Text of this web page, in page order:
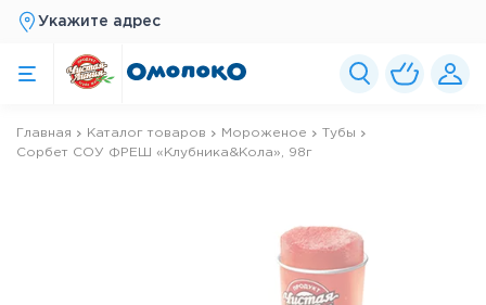
Укажите адрес
Главная Каталог товаров Мороженое
Тубы
Сорбет СОУ ФРЕШ «Клубника&Кола», 98г